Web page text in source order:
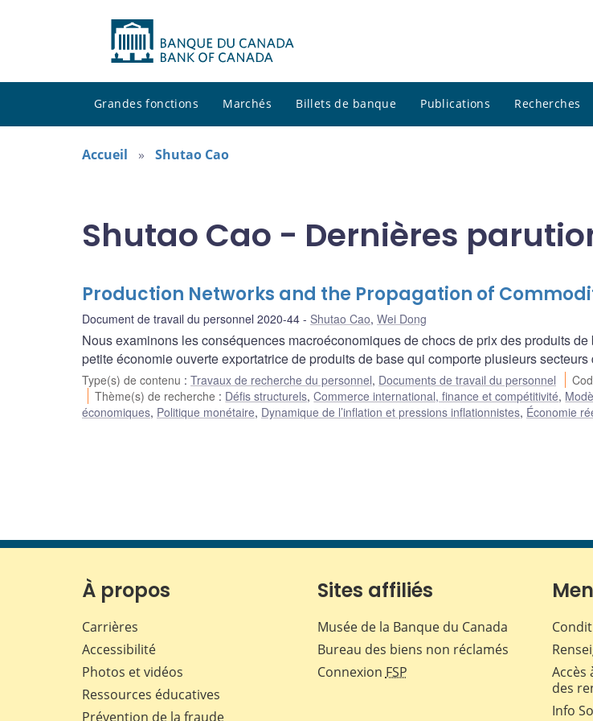
Grandes fonctions Marchés Billets de banque Publications Recherches
Accueil Shutao Cao
Shutao Cao - Dernières
Production Networks and the Propagation of
Document de travail du personnel 2020-44 Shutao Cao, Wei Dong
Nous examinons les conséquences macroéconomiques de chocs de prix des produits
petite économie ouverte exportatrice de produits de base qui comporte plusieurs
Type(s) de contenu : Travaux de recherche du personnel, Documents de travail du personnel
Thème(s) de recherche : Défis structurels,Commerce international, finance et compétitivité,
économiques, Politique monétaire, Dynamique de l’inflation et pressions inflationnistes, Économie
À propos
Carrières
Accessibilité
Photos et vidéos
Ressources éducatives
Prévention de la fraude
Sites affiliés
Musée de la Banque du Canada
Bureau des biens non réclamés
Connexion FSP
Accès
des
Info